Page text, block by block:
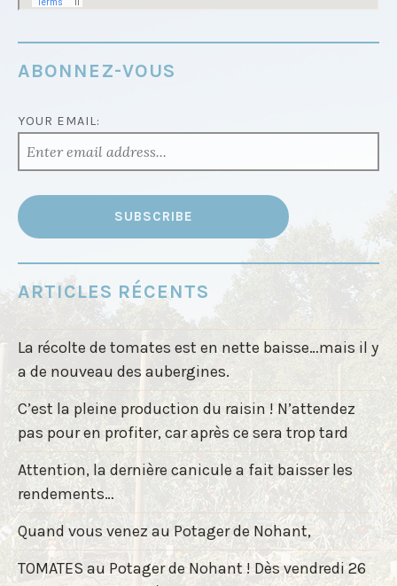
ABONNEZ-VOUS
YOUR EMAIL:
ARTICLES RÉCENTS
La récolte de tomates est en nette baisse…mais il y
a de nouveau des aubergines.
C’est la pleine production du raisin ! N’attendez
pas pour en profiter, car après ce sera trop tard
Attention, la dernière canicule a fait baisser les
rendements…
Quand vous venez au Potager de Nohant,
TOMATES au Potager de Nohant ! Dès vendredi 26